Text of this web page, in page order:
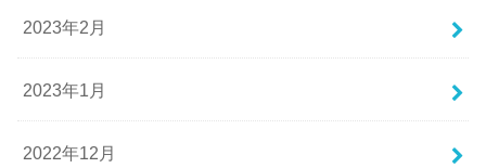
2023年2月
2023年1月
2022年12月